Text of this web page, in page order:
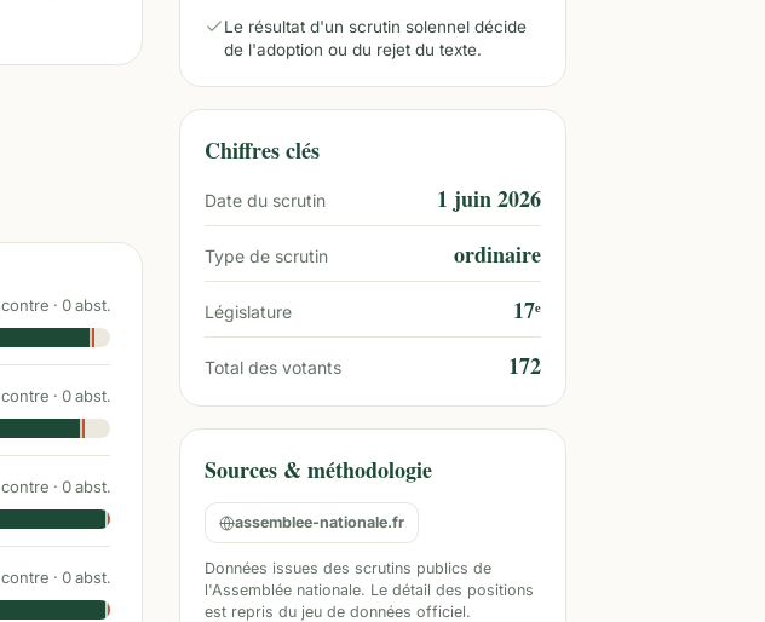
contre · 0abst.
contre · 0abst.
contre · 0abst.
contre · 0abst.
Le résultat d'un scrutin solennel décide
de l'adoption ou du rejet du texte.
Chiffres clés
Date du scrutin 1 juin 2026
Type de scrutin ordinaire
Législature 17ᵉ
Total des votants 172
Sources & méthodologie
assemblee-nationale.fr
Données issues des scrutins publics de
l'Assemblée nationale. Le détail des positions
est repris du jeu de données officiel.